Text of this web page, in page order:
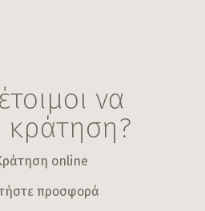
να
κράτηση?
online
προσφορά